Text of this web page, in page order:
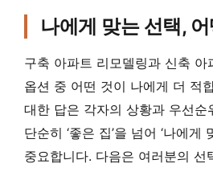
나에게 맞는 선택,
구축 아파트 리모델링과 신축 아
옵션 중 어떤 것이 나에게 더 적
대한 답은 각자의 상황과 우선순
단순히 ‘좋은 집’을 넘어 ‘나에게
중요합니다. 다음은 여러분의 선